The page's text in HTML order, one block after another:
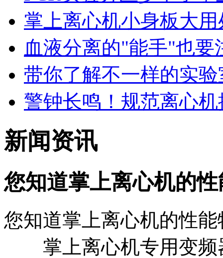
掌上离心机小身板大用
血液分离的"能手"也要
带你了解不一样的实
警钟长鸣！规范离心
新闻资讯
您知道掌上离心机的
您知道掌上离心机的性
掌上离心机专用变频